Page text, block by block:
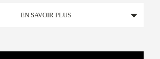
EN SAVOIR PLUS